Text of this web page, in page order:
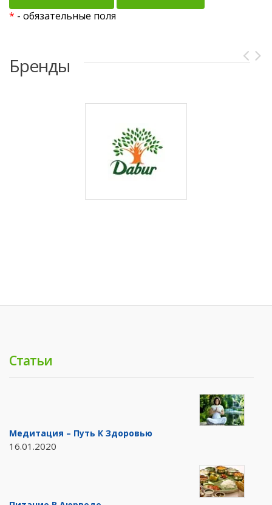
* - обязательные поля
Бренды
Статьи
Медитация – Путь К Здоровью
16.01.2020